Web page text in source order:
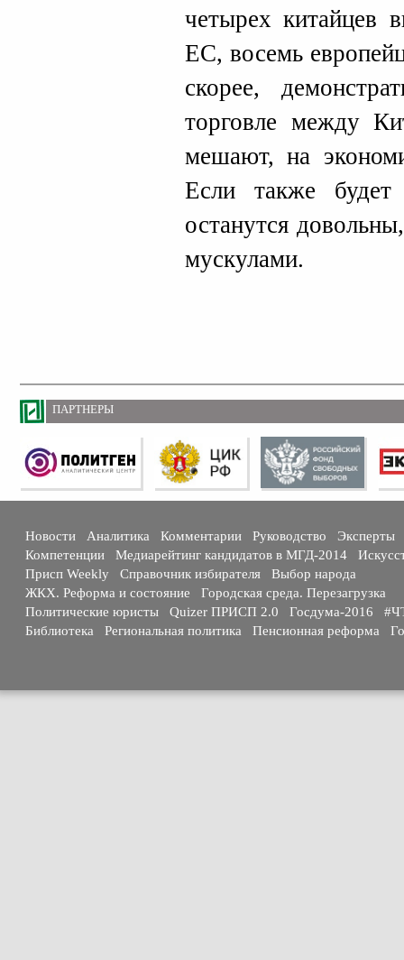
четырех китайцев
ЕС, восемь
скорее,
торговле между
мешают, на
Если также
останутся
мускулами.
ПАРТНЕРЫ
Новости Аналитика Комментарии Руководство
Эксперты
Компетенции
Медиарейтинг кандидатов в МГД-2014
Присп Weekly
Справочник избирателя
Выбор народа
ЖКХ. Реформа и состояние
Городская среда. Перезагрузка
Политические юристы
Quizer ПРИСП 2.0 Госдума-2016
Библиотека
Региональная политика Пенсионная реформа